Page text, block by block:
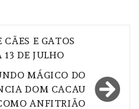
E GATOS
DE JULHO
MÁGICO DO
DOM CACAU
ANFITRIÃO